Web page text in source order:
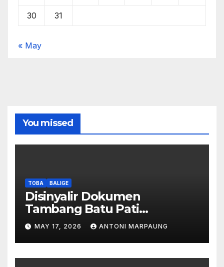
30 31
« May
You missed
TOBA BALIGE
Disinyalir Dokumen
Tambang Batu Pati
Simanjuntak Palsu – Jerry
Manurung : Tambang Tidak
Berada Di DTA – Frengki
Pardede : Kami Tidak Miliki
MAY 17, 2026 ANTONI MARPAUNG